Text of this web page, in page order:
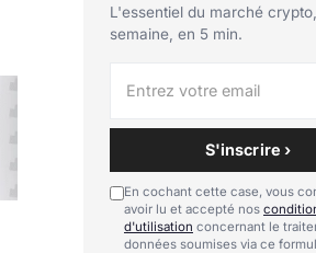
L'essentiel du marché
semaine, en 5 min.
S'inscrire ›
En cochant cette case, vous
avoir lu et accepté nos
d'utilisation concernant le
données soumises via ce